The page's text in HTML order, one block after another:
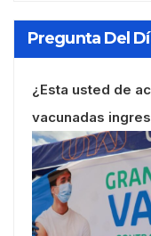
Pregunta Del
¿Esta usted de
vacunadas